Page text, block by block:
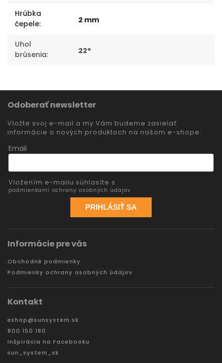
Hrúbka
čepele: 2 mm
Uhol
brúsenia: 22°
Odoberať newsletter
Vložte svoj e-mail a my Vám budeme zasielať
informácie o nových produktoch na našom e-shope.
Email
Vložením e-mailu súhlasíte s
podmienkami ochrany osobných údajov
PRIHLÁSIŤ SA
Informácie pre vás
Obchodné podmienky
Podmienky ochrany osobných údajov
Kontakt
eshop@sunsystem.sk
800 150 180
Inšpirácia na Facebooku
sun_system_sk